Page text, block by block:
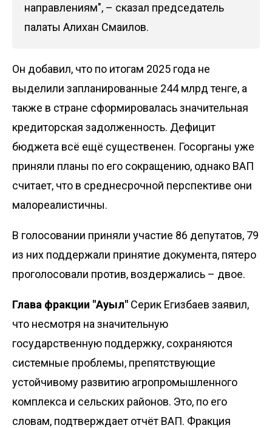
направлениям", – сказал председатель
палаты Алихан Смаилов.
Он добавил, что по итогам 2025 года не
выделили запланированные 244 млрд тенге, а
также в стране сформировалась значительная
кредиторская задолженность. Дефицит
бюджета всё ещё существенен. Госорганы уже
приняли планы по его сокращению, однако ВАП
считает, что в среднесрочной перспективе они
малореалистичны.
В голосовании приняли участие 86 депутатов, 79
из них поддержали принятие документа, пятеро
проголосовали против, воздержались – двое.
Глава фракции "Ауыл" Серик Егизбаев заявил,
что несмотря на значительную
государственную поддержку, сохраняются
системные проблемы, препятствующие
устойчивому развитию агропромышленного
комплекса и сельских районов. Это, по его
словам, подтверждает отчёт ВАП. Фракция